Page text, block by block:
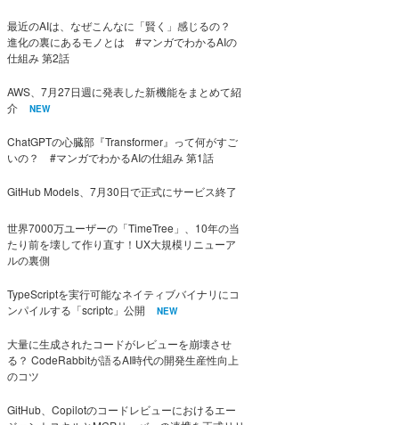
最近のAIは、なぜこんなに「賢く」感じるの？
進化の裏にあるモノとは #マンガでわかるAIの
仕組み 第2話
AWS、7月27日週に発表した新機能をまとめて紹
介
NEW
ChatGPTの心臓部『Transformer』って何がすご
いの？ #マンガでわかるAIの仕組み 第1話
GitHub Models、7月30日で正式にサービス終了
世界7000万ユーザーの「TimeTree」、10年の当
たり前を壊して作り直す！UX大規模リニューア
ルの裏側
TypeScriptを実行可能なネイティブバイナリにコ
ンパイルする「scriptc」公開
NEW
大量に生成されたコードがレビューを崩壊させ
る？ CodeRabbitが語るAI時代の開発生産性向上
のコツ
GitHub、Copilotのコードレビューにおけるエー